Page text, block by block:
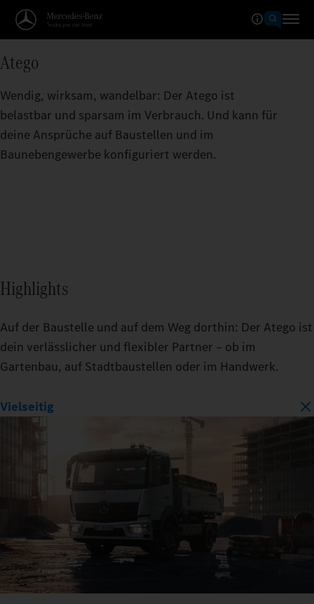
Atego
Wendig, wirksam, wandelbar: Der Atego ist
belastbar und sparsam im Verbrauch. Und kann für
deine Ansprüche auf Baustellen und im
Baunebengewerbe konfiguriert werden.
Highlights
Auf der Baustelle und auf dem Weg dorthin: Der Atego ist
dein verlässlicher und flexibler Partner – ob im
Gartenbau, auf Stadtbaustellen oder im Handwerk.
Vielseitig